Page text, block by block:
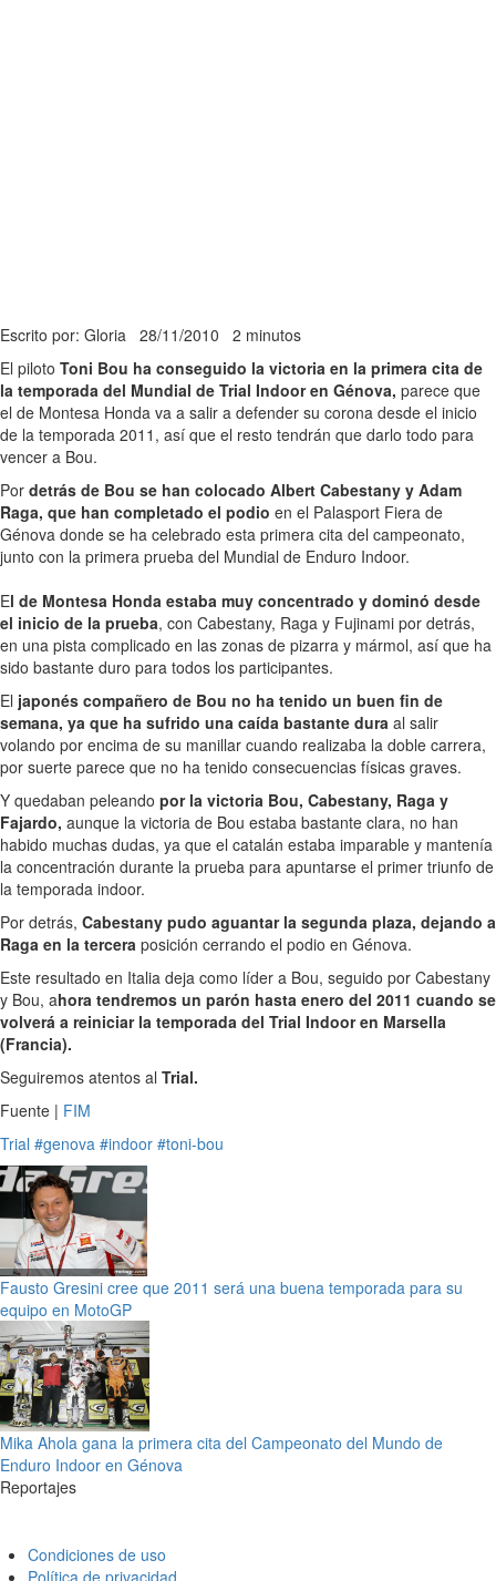
Escrito por: Gloria 28/11/2010 2 minutos
El piloto Toni Bou ha conseguido la victoria en la primera cita de
la temporada del Mundial de Trial Indoor en Génova, parece que
el de Montesa Honda va a salir a defender su corona desde el inicio
de la temporada 2011, así que el resto tendrán que darlo todo para
vencer a Bou.
Por detrás de Bou se han colocado Albert Cabestany y Adam
Raga, que han completado el podio en el Palasport Fiera de
Génova donde se ha celebrado esta primera cita del campeonato,
junto con la primera prueba del Mundial de Enduro Indoor.
El de Montesa Honda estaba muy concentrado y dominó desde
el inicio de la prueba, con Cabestany, Raga y Fujinami por detrás,
en una pista complicado en las zonas de pizarra y mármol, así que ha
sido bastante duro para todos los participantes.
El japonés compañero de Bou no ha tenido un buen fin de
semana, ya que ha sufrido una caída bastante dura al salir
volando por encima de su manillar cuando realizaba la doble carrera,
por suerte parece que no ha tenido consecuencias físicas graves.
Y quedaban peleando por la victoria Bou, Cabestany, Raga y
Fajardo, aunque la victoria de Bou estaba bastante clara, no han
habido muchas dudas, ya que el catalán estaba imparable y mantenía
la concentración durante la prueba para apuntarse el primer triunfo de
la temporada indoor.
Por detrás, Cabestany pudo aguantar la segunda plaza, dejando a
Raga en la tercera posición cerrando el podio en Génova.
Este resultado en Italia deja como líder a Bou, seguido por Cabestany
y Bou, ahora tendremos un parón hasta enero del 2011 cuando se
volverá a reiniciar la temporada del Trial Indoor en Marsella
(Francia).
Seguiremos atentos al Trial.
Fuente | FIM
Trial #genova #indoor #toni-bou
Fausto Gresini cree que 2011 será una buena temporada para su
equipo en MotoGP
Mika Ahola gana la primera cita del Campeonato del Mundo de
Enduro Indoor en Génova
Reportajes
Condiciones de uso